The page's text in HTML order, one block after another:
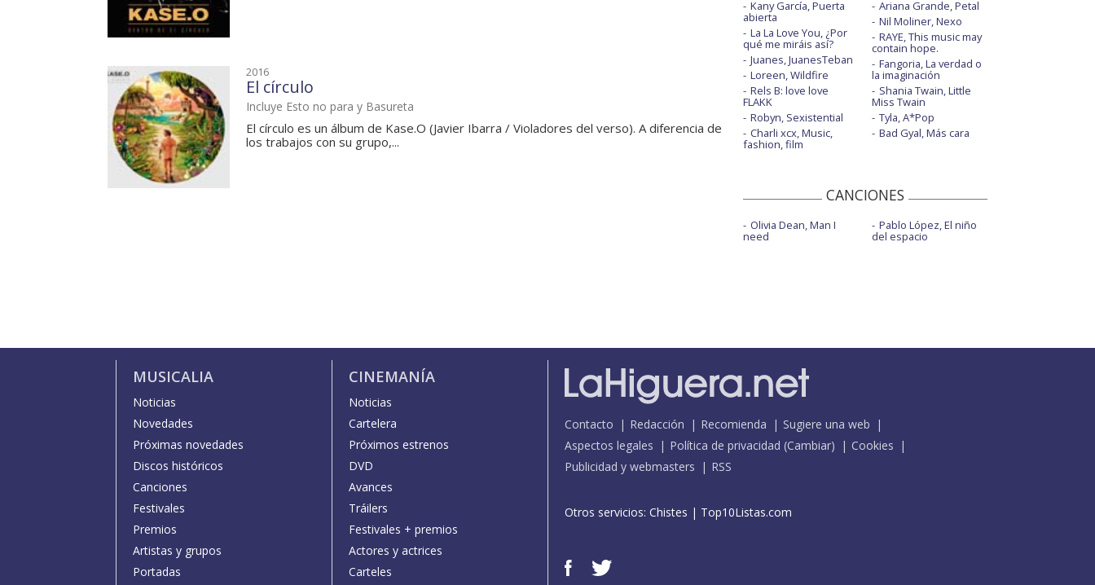
2016
El círculo
Incluye Esto no para y Basureta
El círculo es un álbum de Kase.O (Javier Ibarra / Violadores del verso). A diferencia de
los trabajos con su grupo,...
Kany García, Puerta
abierta
La La Love You, ¿Por
qué me miráis así?
Juanes, JuanesTeban
Loreen, Wildfire
Rels B: love love
FLAKK
Robyn, Sexistential
Charli xcx, Music,
fashion, film
Ariana Grande, Petal
Nil Moliner, Nexo
RAYE, This music may
contain hope.
Fangoria, La verdad o
la imaginación
Shania Twain, Little
Miss Twain
Tyla, A*Pop
Bad Gyal, Más cara
CANCIONES
Olivia Dean, Man I
need
Pablo López, El niño
del espacio
MUSICALIA
Noticias
Novedades
Próximas novedades
Discos históricos
Canciones
Festivales
Premios
Artistas y grupos
Portadas
CINEMANÍA
Noticias
Cartelera
Próximos estrenos
DVD
Avances
Tráilers
Festivales + premios
Actores y actrices
Carteles
Contacto Redacción Recomienda
Sugiere una web
Aspectos legales
Política de privacidad (Cambiar)
Cookies
Publicidad y webmasters
RSS
Otros servicios: Chistes | Top10Listas.com